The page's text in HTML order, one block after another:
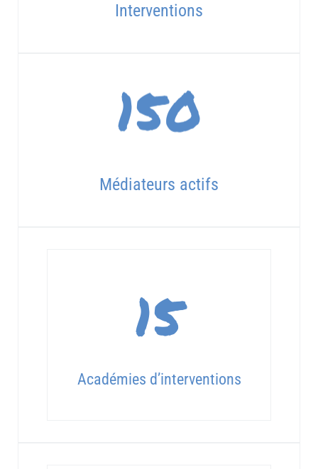
Interventions
150
Médiateurs actifs
15
Académies d’interventions